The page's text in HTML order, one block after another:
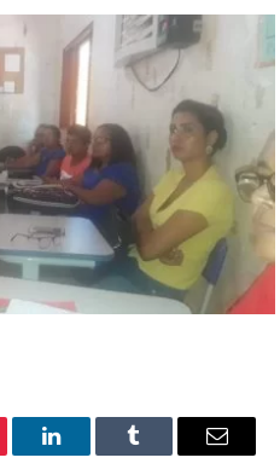
LinkedInTumblr Email